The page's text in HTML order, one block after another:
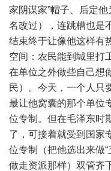
家阴谋家”帽子、后定
名改过），连跳槽也是
结束终于让像他这样有
空间：农民能到城里打
在单位之外做些自己想
民）。今天，一个人只
最让他窝囊的那个单位
位专制。但在毛泽东时
了，可接着就受到国家
位专制（把他选出来做
做走资派那样）双管齐